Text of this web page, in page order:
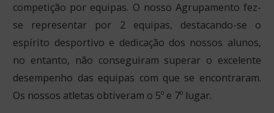
competição por equipas. O nosso Agrupamento fez-
se representar por 2 equipas, destacando-se o
espírito desportivo e dedicação dos nossos alunos,
no entanto, não conseguiram superar o excelente
desempenho das equipas com que se encontraram.
Os nossos atletas obtiveram o 5º e 7º lugar.